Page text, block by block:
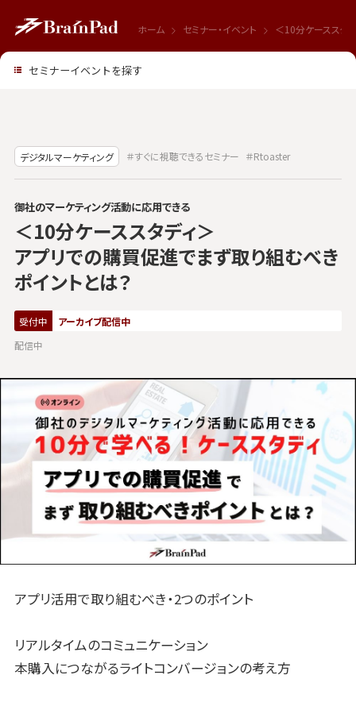
ホーム セミナー・イベント ＜10分ケーススタ
デジタルマーケティング ＃すぐに視聴できるセミナー ＃Rtoaster
御社のマーケティング活動に応用できる
＜10分ケーススタディ＞
アプリでの購買促進でまず取り組むべき
ポイントとは？
受付中
アーカイブ配信中
配信中
アプリ活用で取り組むべき・2つのポイント
リアルタイムのコミュニケーション
本購入につながるライトコンバージョンの考え方
セミナーイベントを探す